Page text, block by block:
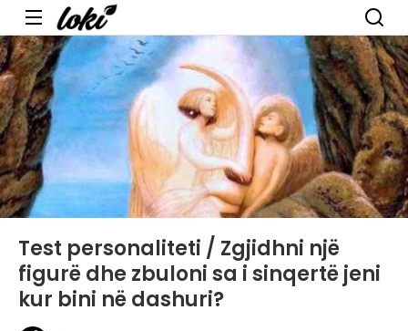
Menu
Test personaliteti / Zgjidhni një
figurë dhe zbuloni sa i sinqertë jeni
kur bini në dashuri?